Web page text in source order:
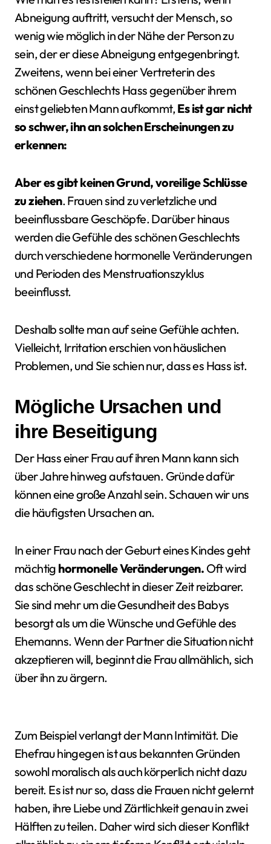
Abneigung auftritt, versucht der Mensch, so
wenig wie möglich in der Nähe der Person zu
sein, der er diese Abneigung entgegenbringt.
Zweitens, wenn bei einer Vertreterin des
schönen Geschlechts Hass gegenüber ihrem
einst geliebten Mann aufkommt,Es ist gar nicht
so schwer, ihn an solchen Erscheinungen zu
erkennen:
Aber es gibt keinen Grund, voreilige Schlüsse
zu ziehen. Frauen sind zu verletzliche und
beeinflussbare Geschöpfe. Darüber hinaus
werden die Gefühle des schönen Geschlechts
durch verschiedene hormonelle Veränderungen
und Perioden des Menstruationszyklus
beeinflusst.
Deshalb sollte man auf seine Gefühle achten.
Vielleicht, Irritation erschien von häuslichen
Problemen, und Sie schien nur, dass es Hass ist.
Mögliche Ursachen und
ihre Beseitigung
Der Hass einer Frau auf ihren Mann kann sich
über Jahre hinweg aufstauen. Gründe dafür
können eine große Anzahl sein. Schauen wir uns
die häufigsten Ursachen an.
In einer Frau nach der Geburt eines Kindes geht
mächtig hormonelle Veränderungen. Oft wird
das schöne Geschlecht in dieser Zeit reizbarer.
Sie sind mehr um die Gesundheit des Babys
besorgt als um die Wünsche und Gefühle des
Ehemanns. Wenn der Partner die Situation nicht
akzeptieren will, beginnt die Frau allmählich, sich
über ihn zu ärgern.
Zum Beispiel verlangt der Mann Intimität. Die
Ehefrau hingegen ist aus bekannten Gründen
sowohl moralisch als auch körperlich nicht dazu
bereit. Es ist nur so, dass die Frauen nicht gelernt
haben, ihre Liebe und Zärtlichkeit genau in zwei
Hälften zu teilen. Daher wird sich dieser Konflikt